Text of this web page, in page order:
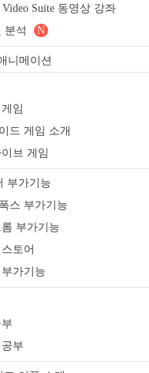
Suite 동영상 강좌
분석
N
니메이션
임
드 게임 소개
브 게임
부가기능
스 부가기능
부가기능
토어
가기능
부